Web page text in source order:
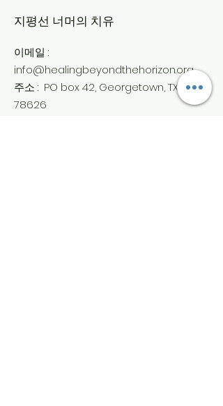
지평선 너머의 치유
이메일 :
info@healingbeyondthehorizon.org
주소 : PO box 42, Georgetown, TX
78626